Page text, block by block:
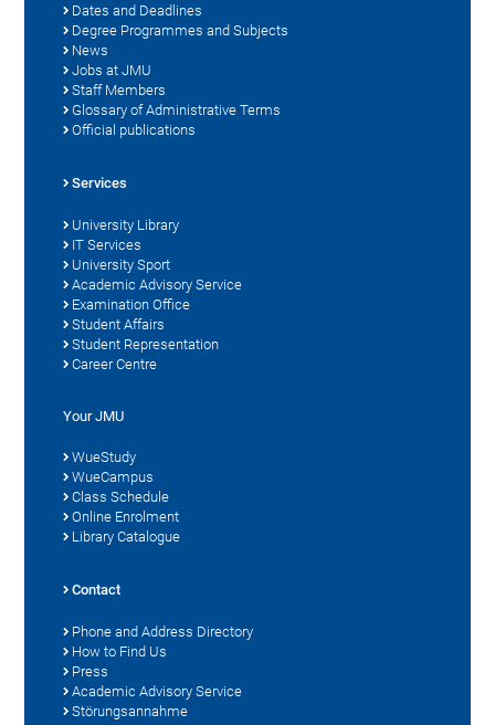
Dates and Deadlines
Degree Programmes and Subjects
News
Jobs at JMU
Staff Members
Glossary of Administrative Terms
Official publications
Services
University Library
IT Services
University Sport
Academic Advisory Service
Examination Office
Student Affairs
Student Representation
Career Centre
Your JMU
WueStudy
WueCampus
Class Schedule
Online Enrolment
Library Catalogue
Contact
Phone and Address Directory
How to Find Us
Press
Academic Advisory Service
Störungsannahme